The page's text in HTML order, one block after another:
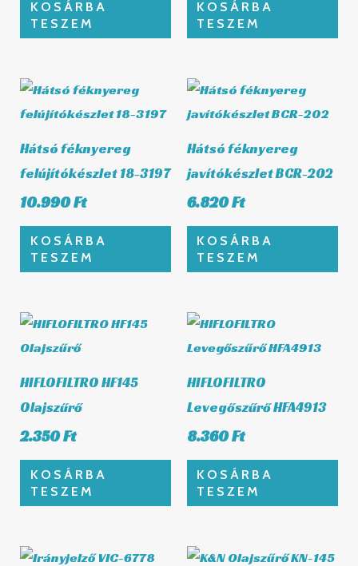
KOSÁRBA
TESZEM
KOSÁRBA
TESZEM
Hátsó féknyereg
felújítókészlet 18-3197
10.990Ft
KOSÁRBA
TESZEM
Hátsó féknyereg
javítókészlet BCR-202
6.820Ft
KOSÁRBA
TESZEM
HIFLOFILTRO HF145
Olajszűrő
2.350Ft
KOSÁRBA
TESZEM
HIFLOFILTRO
Levegőszűrő HFA4913
8.360Ft
KOSÁRBA
TESZEM